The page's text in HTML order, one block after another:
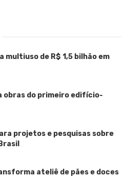
multiuso de R$ 1,5 bilhão em
obras do primeiro edifício-
projetos e pesquisas sobre
ateliê de pães e doces